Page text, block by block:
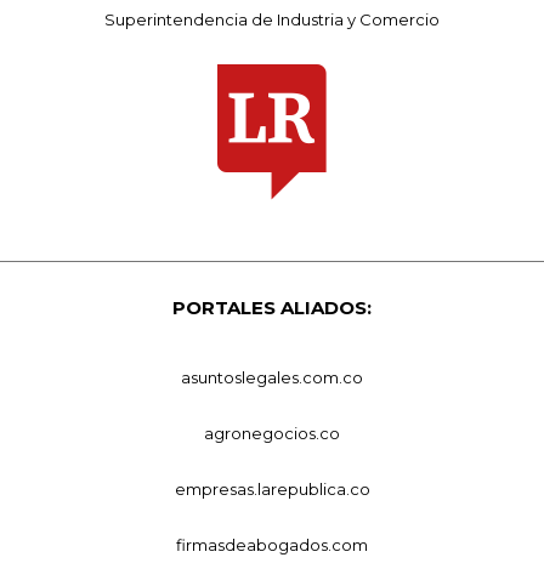
Superintendencia de Industria y Comercio
PORTALES ALIADOS:
asuntoslegales.com.co
agronegocios.co
empresas.larepublica.co
firmasdeabogados.com